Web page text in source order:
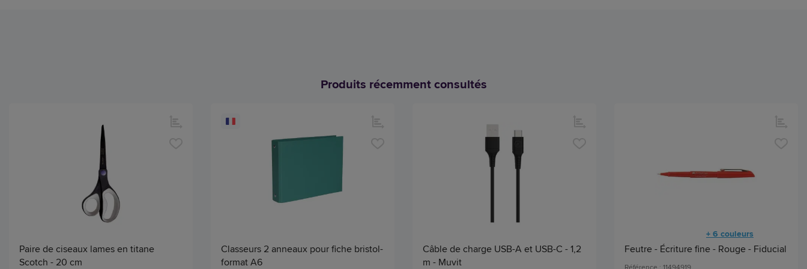
Produits récemment consultés
Paire de ciseaux lames en titane
Scotch - 20 cm
Classeurs 2 anneaux pour fiche bristol-
format A6
Câble de charge USB-A et USB-C - 1,2
m - Muvit
+ 6 couleurs
Feutre - Écriture fine - Rouge - Fiducial